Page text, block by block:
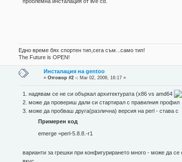
Едно време бях спортен тип,сега съм...само тип!
The Future is OPEN!
Инсталация на gentoo
«Отговор #2 -: Mar 02, 2008, 16:17 »
1. надявам се не си объркал архитектурата (x86 vs amd64
2. може да провериш дали си стартирал с правилния профил
3. може да пробваш друга(различна) версия на perl - става с
Примерен код
emerge =perl-5.8.8.-r1
варианти за грешки при конфигурирането много - може да